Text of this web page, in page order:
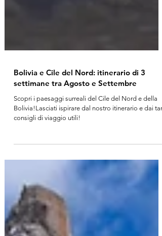
Bolivia e Cile del Nord: itinerario di 3
settimane tra Agosto e Settembre
consigli di viaggio utili!